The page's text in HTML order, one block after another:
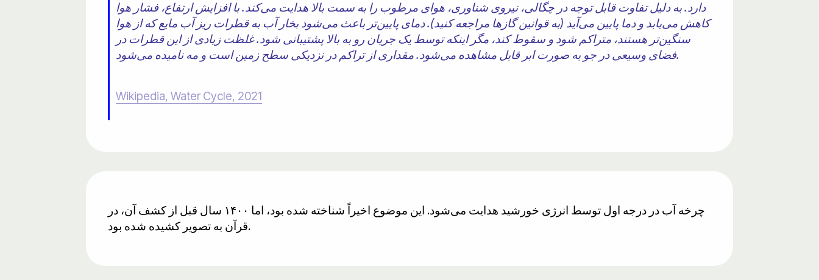
دارد. به دلیل تفاوت قابل توجه در چگالی، نیروی شناوری، هوای مرطوب را به سمت بالا هدایت می‌کند. با افزایش ارتفاع، فشار هوا
کاهش می‌یابد و دما پایین می‌آید (به قوانین گازها مراجعه کنید). دمای پایین‌تر باعث می‌شود بخار آب به قطرات ریز آب مایع که از هوا
سنگین‌تر هستند، متراکم شود و سقوط کند، مگر اینکه توسط یک جریان رو به بالا پشتیبانی شود. غلظت زیادی از این قطرات در
فضای وسیعی در جو به صورت ابر قابل مشاهده می‌شود. مقداری از تراکم در نزدیکی سطح زمین است و مه نامیده می‌شود.
Wikipedia, Water Cycle, 2021
چرخه آب در درجه اول توسط انرژی خورشید هدایت می‌شود. این موضوع اخیراً شناخته شده بود، اما ۱۴۰۰ سال قبل از کشف آن، در
قرآن به تصویر کشیده شده بود.